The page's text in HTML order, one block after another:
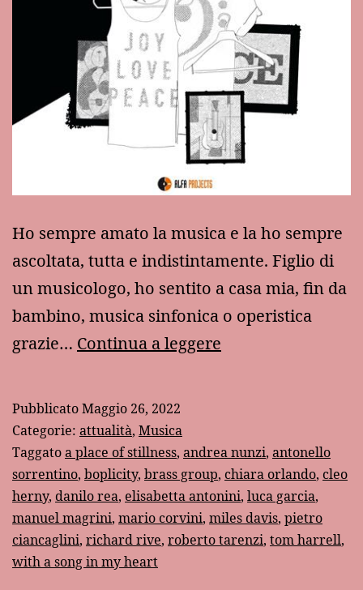
Ho sempre amato la musica e la ho sempre
ascoltata, tutta e indistintamente. Figlio di
un musicologo, ho sentito a casa mia, fin da
bambino, musica sinfonica o operistica
grazie… Continua a leggere
di
Chiara
Orlando
PubblicatoMaggio 26, 2022
Categorie: attualità, Musica
Taggatoa place of stillness, andrea nunzi, antonello
sorrentino, boplicity, brass group, chiara orlando, cleo
herny, danilo rea, elisabetta antonini, luca garcia,
manuel magrini, mario corvini, miles davis, pietro
ciancaglini, richard rive, roberto tarenzi, tom harrell,
with a song in my heart